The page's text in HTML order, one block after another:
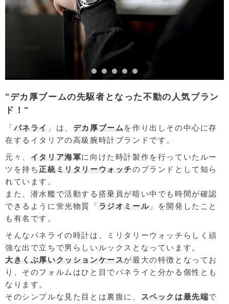
"デカ厚ブームの先駆者となった不動の人気ブラン
ド！"
「パネライ 」は、 デカ厚ブーム を作り出しその中心に存
在するイタリアの高級腕時計ブランドです。
元々、 イタリア海軍に向けた時計製作を行っていたルー
ツを持ち正統ミリタリーウォッチのブランドとして知ら
れています。
また、潜水艦で活動する搭乗員が暗い中でも時間が確認
できるように蛍光物質「 ラジオミール 」を開発したこと
も有名です。
そんなパネライの時計は、ミリタリーウォッチらしく頑
強な出で立ちで男らしいルックスとなっています。
大きくぶ厚いクッションケースが最大の特徴となってお
り、そのフォルムはひと目でパネライと分かる個性とも
なります。
そのシンプルな見た目とは裏腹に、
スペックは最先端で